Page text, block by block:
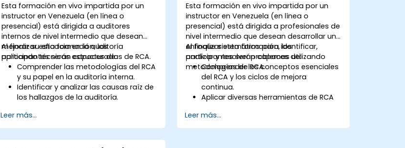
Esta formación en vivo impartida por un
instructor en Venezuela (en línea o
presencial) está dirigida a auditores
internos de nivel intermedio que desean
mejorar su eficacia en la auditoría
aplicando técnicas estructuradas de RCA.
Al finalizar esta formación, los
participantes serán capaces de:
Comprender las metodologías del RCA
y su papel en la auditoría interna.
Identificar y analizar las causas raíz de
los hallazgos de la auditoría.
método de los 5 Porqués, el Diagrama
de Ishikawa (espina de pescado) y el
Análisis de Modo y Efecto de Fallas
Leer más...
Esta formación en vivo impartida por un
instructor en Venezuela (en línea o
presencial) está dirigida a profesionales de
nivel intermedio que desean desarrollar un
enfoque sistemático para identificar,
analizar y resolver problemas utilizando
metodologías de RCA.
Al finalizar esta formación, los
participantes serán capaces de:
Comprender los conceptos esenciales
del RCA y los ciclos de mejora
continua.
Aplicar diversas herramientas de RCA
problemas.
Desarrollar e implementar estrategias
Leer más...